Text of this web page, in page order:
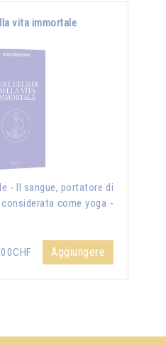
vita immortale
- Il sangue, portatore di
come yoga -
Aggiungere